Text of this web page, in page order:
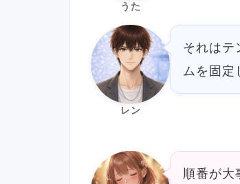
うた
レン
それはテ
ムを固定
順番が大